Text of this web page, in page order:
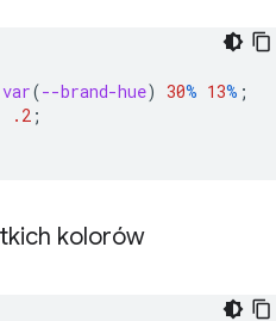
var(--brand-hue) 30% 13% ;
.2 ;
kolorów